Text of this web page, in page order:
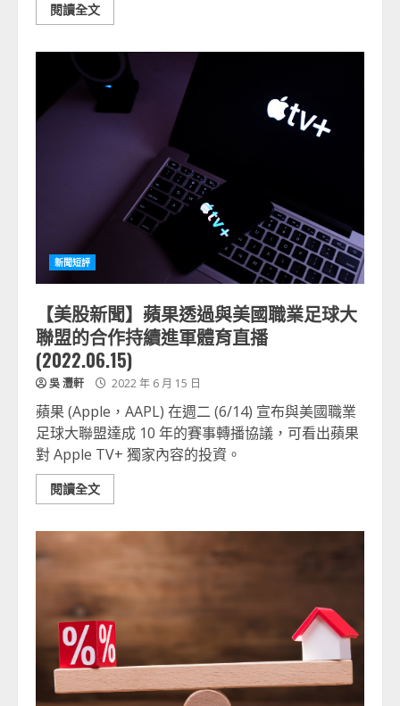
閱讀全文
新聞短評
【美股新聞】蘋果透過與美國職業足球大
聯盟的合作持續進軍體育直播
(2022.06.15)
吳 灃軒 2022 年 6 月 15 日
蘋果 (Apple，AAPL) 在週二 (6/14) 宣布與美國職業
足球大聯盟達成 10 年的賽事轉播協議，可看出蘋果
對 Apple TV+ 獨家內容的投資。
閱讀全文